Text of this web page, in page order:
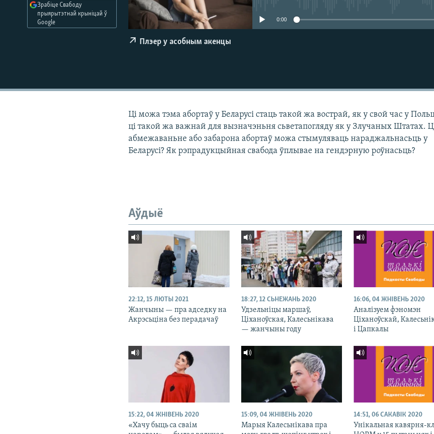
КАЛЯНДАР
НА ХВАЛЯХ СВАБОДЫ
0:00
Плэер у асобным акенцы
Зрабіце Свабоду
прыярытэтнай крыніцай ў
Google
Ці можа тэма абортаў у Беларусі стаць такой жа вострай, як у свой час у
ці такой жа важнай для вызначэньня сьветапогляду як у Злучаных Штатах.
абмежаваньне або забарона абортаў можа стымуляваць нараджальнасьць у
Беларусі? Як рэпрадукцыйная свабода ўплывае на гендэрную роўнасьць?
Аўдыё
22:12, 15 ЛЮТЫ 2021
Жанчыны — пра адседку на
Акрэсьціна без перадачаў
18:27, 12 СЬНЕЖАНЬ 2020
Удзельніцы маршаў,
Ціханоўская, Калесьнікава
— жанчыны году
16:06, 04 ЖНІВЕНЬ 2020
Аналізуем фэномэн
Ціханоўскай,
і Цапкалы
15:22, 04 ЖНІВЕНЬ 2020
«Хачу быць са сваім
15:09, 04 ЖНІВЕНЬ 2020
Марыя Калесьнікава пра
14:51, 06 САКАВІК 2020
Унікальная кавярня-